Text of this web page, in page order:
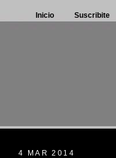
Inicio Suscribite
4 MAR 2014